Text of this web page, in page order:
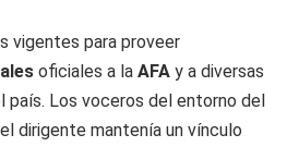
vigentes para proveer
oficiales a la AFA y a diversas
país. Los voceros del entorno del
dirigente mantenía un vínculo